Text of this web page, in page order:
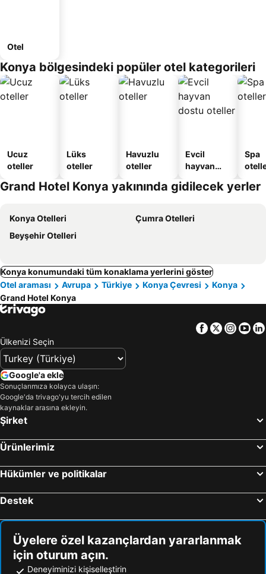
Otel
Konya bölgesindeki popüler otel kategorileri
Ucuz
oteller
Lüks
oteller
Havuzlu
oteller
Evcil
hayvan
oteller
Spa
Grand Hotel Konya yakınında gidilecek yerler
Konya Otelleri
Çumra Otelleri
Beyşehir Otelleri
Konya konumundaki tüm konaklama yerlerini göster
Otel araması
Avrupa Türkiye Konya Çevresi
Konya
Grand Hotel Konya
Facebook
Twitter
Ülkenizi Seçin
Google'a ekle
Sonuçlarımıza kolayca ulaşın:
Google'da trivago'yu tercih edilen
kaynaklar arasına ekleyin.
Şirket
Ürünlerimiz
Hükümler ve politikalar
Destek
Üyelere özel kazançlardan yararlanmak
için oturum açın.
Deneyiminizi kişiselleştirin